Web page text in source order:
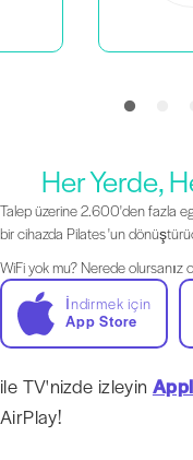
Her Yerde,
Talep üzerine 2.600'den fazla
bir cihazda Pilates 'un
WiFi yok mu? Nerede olursanız
İndirmek için
App Store
ile TV'nizde izleyin
AirPlay!